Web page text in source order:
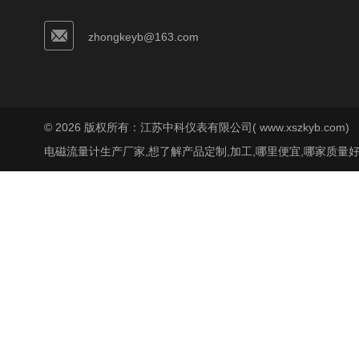
zhongkeyb@163.com
© 2026 版权所有：江苏中科仪表有限公司( www.xszkyb.com)
电磁流量计生产厂家,想了解产品定制,加工,哪里便宜,哪家质量